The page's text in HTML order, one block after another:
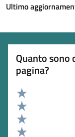
Ultimo
Quanto sono
pagina?
Valuta 5 stelle su 5
Valuta 4 stelle su 5
Valuta 3 stelle su 5